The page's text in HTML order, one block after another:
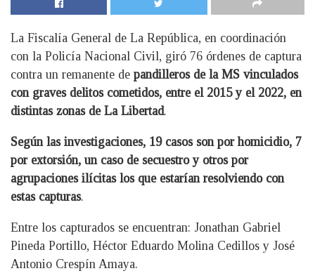
La Fiscalía General de La República, en coordinación
con la Policía Nacional Civil, giró 76 órdenes de captura
contra un remanente de pandilleros de la MS vinculados
con graves delitos cometidos, entre el 2015 y el 2022, en
distintas zonas de La Libertad.
Según las investigaciones, 19 casos son por homicidio, 7
por extorsión, un caso de secuestro y otros por
agrupaciones ilícitas los que estarían resolviendo con
estas capturas.
Entre los capturados se encuentran: Jonathan Gabriel
Pineda Portillo, Héctor Eduardo Molina Cedillos y José
Antonio Crespín Amaya.